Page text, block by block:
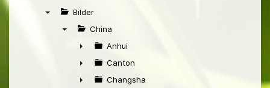
Bilder
China
►
Anhui
►
Canton
Changsha